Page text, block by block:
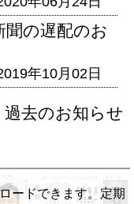
聞の遅配のお
年10月02日
過去のお知らせ
ードできます。定期